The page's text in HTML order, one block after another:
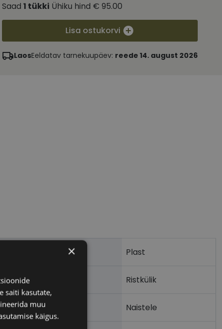
Saad 1 tükki Ühiku hind € 95.00
Lisa ostukorvi
LaosEeldatav tarnekuupäev: reede 14. august 2026
Plast
Ristkülik
Naistele
×
saiti kasutate,
muu
käigus.